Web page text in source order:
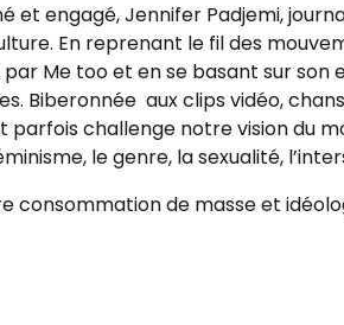
engagé, Jennifer Padjemi,
En reprenant le fil des
Me too et en se basant sur
Biberonnée aux clips vidéo,
challenge notre vision du
le genre, la sexualité,
consommation de masse et